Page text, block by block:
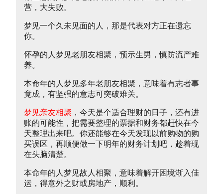
营，大失败。
梦见一个久未见面的人，那是代表对方正在遗忘
你。
怀孕的人梦见老朋友相聚，预示生男，慎防流产难
养。
本命年的人梦见多年老朋友相聚，意味着有志者事
竟成，有坚强的意志可突破难关。
梦见亲友相聚 ，今天是个适合理财的日子，还有进
账的可能性，把需要整理的票据和财务都赶快在今
天整理出来吧。你还能够在今天发现以前购物的购
买误区，再顺便做一下明年的财务计划吧，趁着现
在头脑清楚。
本命年的人梦见故人相聚，意味着解开困境渐入佳
运，得意外之财或房地产，顺利。